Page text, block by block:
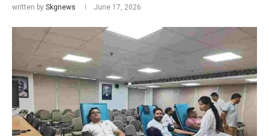
written by Skgnews June 17, 2026